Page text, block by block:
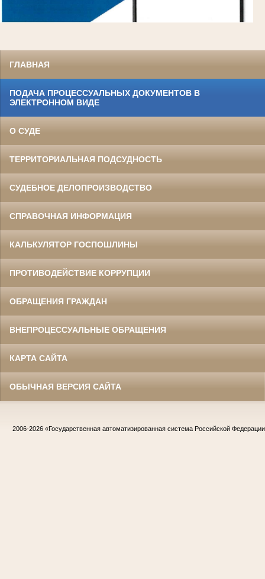
ГЛАВНАЯ
ПОДАЧА ПРОЦЕССУАЛЬНЫХ ДОКУМЕНТОВ В
ЭЛЕКТРОННОМ ВИДЕ
О СУДЕ
ТЕРРИТОРИАЛЬНАЯ ПОДСУДНОСТЬ
СУДЕБНОЕ ДЕЛОПРОИЗВОДСТВО
СПРАВОЧНАЯ ИНФОРМАЦИЯ
КАЛЬКУЛЯТОР ГОСПОШЛИНЫ
ПРОТИВОДЕЙСТВИЕ КОРРУПЦИИ
ОБРАЩЕНИЯ ГРАЖДАН
ВНЕПРОЦЕССУАЛЬНЫЕ ОБРАЩЕНИЯ
КАРТА САЙТА
ОБЫЧНАЯ ВЕРСИЯ САЙТА
2006-2026 «Государственная автоматизированная система Российской